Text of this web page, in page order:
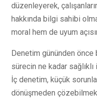
düzenleyerek,
hakkında bilgi sahibi
moral hem de uyum
Denetim gününden
sürecin ne kadar sağlıklı
İç denetim, küçük
dönüşmeden